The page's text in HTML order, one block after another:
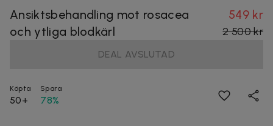
Ansiktsbehandling mot rosacea
och ytliga blodkärl
549 kr
2 500 kr
DEAL AVSLUTAD
Köpta
50+
Spara
78%